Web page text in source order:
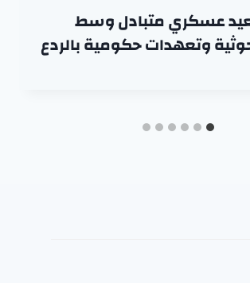
عسكري متبادل وسط
وتعهدات حكومية بالردع